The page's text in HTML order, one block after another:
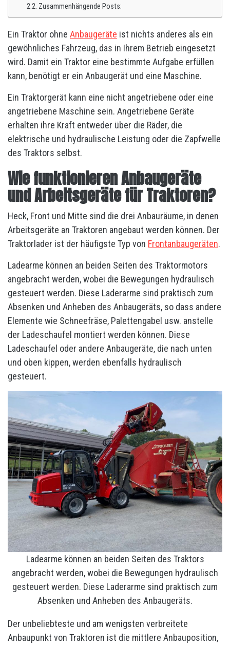
Zusammenhängende Posts:
Ein Traktor ohne Anbaugeräte ist nichts anderes als ein
gewöhnliches Fahrzeug, das in Ihrem Betrieb eingesetzt
wird. Damit ein Traktor eine bestimmte Aufgabe erfüllen
kann, benötigt er ein Anbaugerät und eine Maschine.
Ein Traktorgerät kann eine nicht angetriebene oder eine
angetriebene Maschine sein. Angetriebene Geräte
erhalten ihre Kraft entweder über die Räder, die
elektrische und hydraulische Leistung oder die Zapfwelle
des Traktors selbst.
Wie funktionieren Anbaugeräte
und Arbeitsgeräte für Traktoren?
Heck, Front und Mitte sind die drei Anbauräume, in denen
Arbeitsgeräte an Traktoren angebaut werden können. Der
Traktorlader ist der häufigste Typ von Frontanbaugeräten.
Ladearme können an beiden Seiten des Traktormotors
angebracht werden, wobei die Bewegungen hydraulisch
gesteuert werden. Diese Laderarme sind praktisch zum
Absenken und Anheben des Anbaugeräts, so dass andere
Elemente wie Schneefräse, Palettengabel usw. anstelle
der Ladeschaufel montiert werden können. Diese
Ladeschaufel oder andere Anbaugeräte, die nach unten
und oben kippen, werden ebenfalls hydraulisch
gesteuert.
Ladearme können an beiden Seiten des Traktors
angebracht werden, wobei die Bewegungen hydraulisch
gesteuert werden. Diese Laderarme sind praktisch zum
Absenken und Anheben des Anbaugeräts.
Der unbeliebteste und am wenigsten verbreitete
Anbaupunkt von Traktoren ist die mittlere Anbauposition,